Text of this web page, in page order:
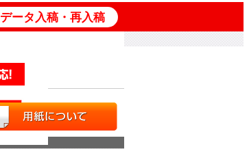
データ入稿・再入稿